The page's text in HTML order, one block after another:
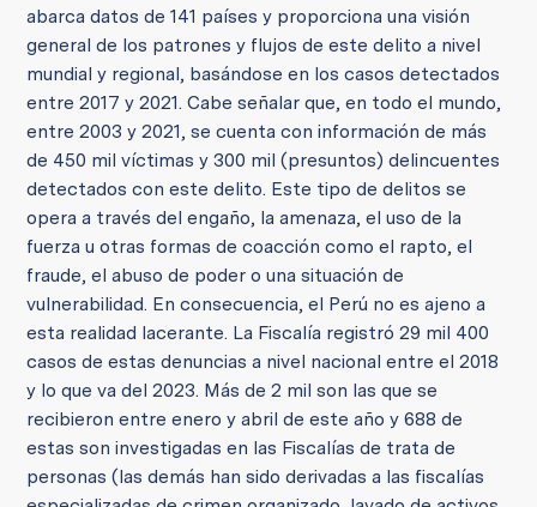
abarca datos de 141 países y proporciona una visión
general de los patrones y flujos de este delito a nivel
mundial y regional, basándose en los casos detectados
entre 2017 y 2021. Cabe señalar que, en todo el mundo,
entre 2003 y 2021, se cuenta con información de más
de 450 mil víctimas y 300 mil (presuntos) delincuentes
detectados con este delito. Este tipo de delitos se
opera a través del engaño, la amenaza, el uso de la
fuerza u otras formas de coacción como el rapto, el
fraude, el abuso de poder o una situación de
vulnerabilidad. En consecuencia, el Perú no es ajeno a
esta realidad lacerante. La Fiscalía registró 29 mil 400
casos de estas denuncias a nivel nacional entre el 2018
y lo que va del 2023. Más de 2 mil son las que se
recibieron entre enero y abril de este año y 688 de
estas son investigadas en las Fiscalías de trata de
personas (las demás han sido derivadas a las fiscalías